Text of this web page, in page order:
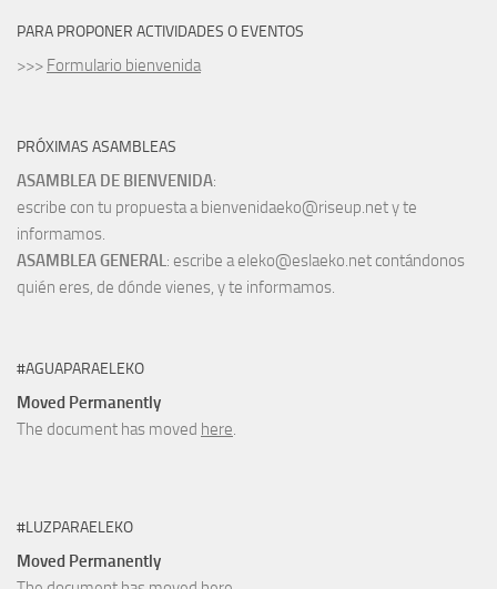
PARA PROPONER ACTIVIDADES O EVENTOS
>>> Formulario bienvenida
PRÓXIMAS ASAMBLEAS
ASAMBLEA DE BIENVENIDA:
escribe con tu propuesta a bienvenidaeko@riseup.net y te
informamos.
ASAMBLEA GENERAL: escribe a eleko@eslaeko.net contándonos
quién eres, de dónde vienes, y te informamos.
#AGUAPARAELEKO
Moved Permanently
The document has moved here.
#LUZPARAELEKO
Moved Permanently